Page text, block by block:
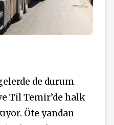
de durum
Til Temir’de halk
Öte yandan